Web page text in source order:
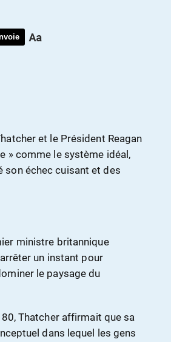
et le Président Reagan
» comme le système idéal,
son échec cuisant et des
ministre britannique
un instant pour
le paysage du
Thatcher affirmait que sa
dans lequel les gens